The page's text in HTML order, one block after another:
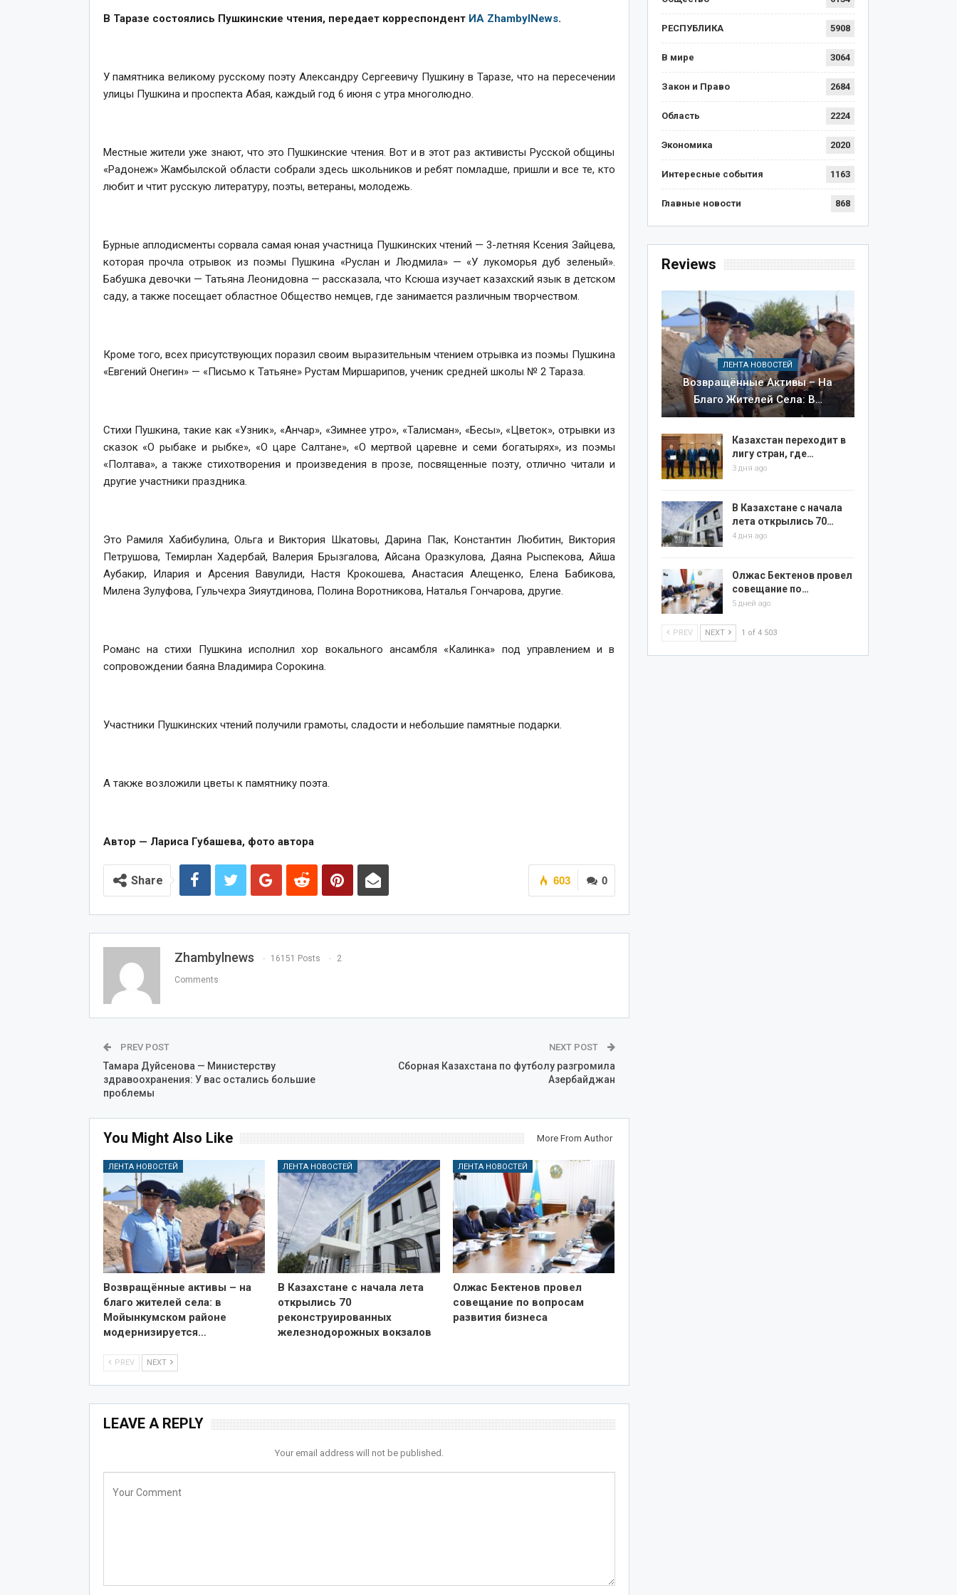
В Таразе состоялись Пушкинские чтения, передает корреспондент ИА ZhambylNews.
У памятника великому русскому поэту Александру Сергеевичу Пушкину в Таразе, что на пересечении
улицы Пушкина и проспекта Абая, каждый год 6 июня с утра многолюдно.
Местные жители уже знают, что это Пушкинские чтения. Вот и в этот раз активисты Русской общины
«Радонеж» Жамбылской области собрали здесь школьников и ребят помладше, пришли и все те, кто
любит и чтит русскую литературу, поэты, ветераны, молодежь.
Бурные аплодисменты сорвала самая юная участница Пушкинских чтений — 3-летняя Ксения Зайцева,
которая прочла отрывок из поэмы Пушкина «Руслан и Людмила» — «У лукоморья дуб зеленый».
Бабушка девочки — Татьяна Леонидовна — рассказала, что Ксюша изучает казахский язык в детском
саду, а также посещает областное Общество немцев, где занимается различным творчеством.
Кроме того, всех присутствующих поразил своим выразительным чтением отрывка из поэмы Пушкина
«Евгений Онегин» — «Письмо к Татьяне» Рустам Миршарипов, ученик средней школы № 2 Тараза.
Стихи Пушкина, такие как «Узник», «Анчар», «Зимнее утро», «Талисман», «Бесы», «Цветок», отрывки из
сказок «О рыбаке и рыбке», «О царе Салтане», «О мертвой царевне и семи богатырях», из поэмы
«Полтава», а также стихотворения и произведения в прозе, посвященные поэту, отлично читали и
другие участники праздника.
Это Рамиля Хабибулина, Ольга и Виктория Шкатовы, Дарина Пак, Константин Любитин, Виктория
Петрушова, Темирлан Хадербай, Валерия Брызгалова, Айсана Оразкулова, Даяна Рыспекова, Айша
Аубакир, Илария и Арсения Вавулиди, Настя Крокошева, Анастасия Алещенко, Елена Бабикова,
Милена Зулуфова, Гульчехра Зияутдинова, Полина Воротникова, Наталья Гончарова, другие.
Романс на стихи Пушкина исполнил хор вокального ансамбля «Калинка» под управлением и в
сопровождении баяна Владимира Сорокина.
Участники Пушкинских чтений получили грамоты, сладости и небольшие памятные подарки.
А также возложили цветы к памятнику поэта.
Автор — Лариса Губашева, фото автора
0
603
Share
Zhambylnews 16151 Posts 2
Comments
PREV POST
Тамара Дуйсенова — Министерству
здравоохранения: У вас остались большие
проблемы
NEXT POST
Сборная Казахстана по футболу разгромила
Азербайджан
You Might Also Like More From Author
ЛЕНТА НОВОСТЕЙ
Возвращённые активы – на
благо жителей села: в
Мойынкумском районе
модернизируется…
ЛЕНТА НОВОСТЕЙ
В Казахстане с начала лета
открылись 70
реконструированных
железнодорожных вокзалов
ЛЕНТА НОВОСТЕЙ
Олжас Бектенов провел
совещание по вопросам
развития бизнеса
PREV NEXT
LEAVE A REPLY
Your email address will not be published.
РЕСПУБЛИКА 5908
В мире 3064
Закон и Право 2684
Область 2224
Экономика 2020
Интересные события 1163
Главные новости 868
Reviews
ЛЕНТА НОВОСТЕЙ
Возвращённые Активы – На
Благо Жителей Села: В…
Казахстан переходит в
лигу стран, где…
3 дня ago
В Казахстане с начала
лета открылись 70…
4 дня ago
Олжас Бектенов провел
совещание по…
5 дней ago
PREV NEXT 1 of 4 503